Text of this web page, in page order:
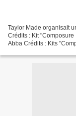
Taylor Made organisait
Crédits : Kit
Abba Crédits : Kits